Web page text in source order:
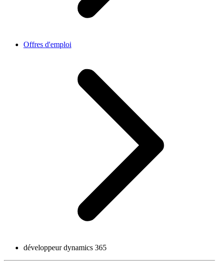
Offres d'emploi
développeur dynamics 365